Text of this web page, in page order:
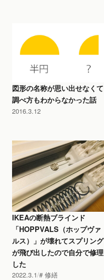
図形の名称が思い出せなくて
調べ方もわからなかった話
2016.3.12
IKEAの断熱ブラインド
「HOPPVALS（ホップヴァ
ルス）」が壊れてスプリング
が飛び出したので自分で修理
した
2022.3.1 修繕